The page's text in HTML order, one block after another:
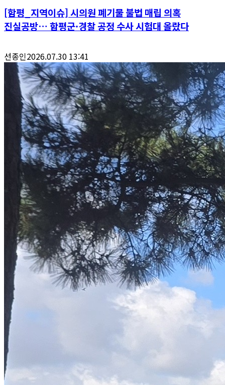
[함평_지역이슈] 시의원 폐기물 불법 매립 의혹
진실공방… 함평군·경찰 공정 수사 시험대 올랐다
선종인2026.07.30 13:41